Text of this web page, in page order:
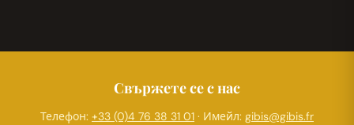
Свържете се с нас
Телефон: +33 (0)4 76 38 31 01 · Имейл: gibis@gibis.fr